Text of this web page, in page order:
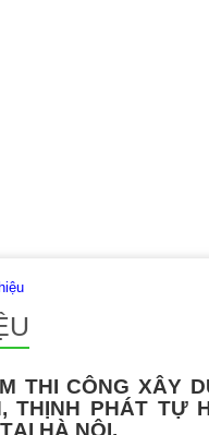
THI CÔNG XÂY
THỊNH PHÁT TỰ
HÀ NỘI.